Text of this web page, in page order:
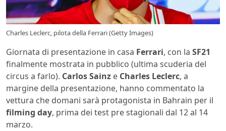
Charles Leclerc, pilota della Ferrari (Getty Images)
Giornata di presentazione in casa Ferrari, con la SF21
finalmente mostrata in pubblico (ultima scuderia del
circus a farlo). Carlos Sainz e Charles Leclerc, a
margine della presentazione, hanno commentato la
vettura che domani sarà protagonista in Bahrain per il
filming day, prima dei test pre stagionali dal 12 al 14
marzo.